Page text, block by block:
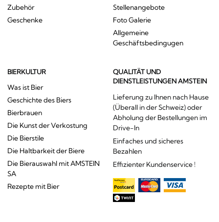
Zubehör
Geschenke
Stellenangebote
Foto Galerie
Allgemeine
Geschäftsbedingugen
BIERKULTUR
Was ist Bier
Geschichte des Biers
Bierbrauen
Die Kunst der Verkostung
Die Bierstile
Die Haltbarkeit der Biere
Die Bierauswahl mit AMSTEIN
SA
Rezepte mit Bier
QUALITÄT UND
DIENSTLEISTUNGEN AMSTEIN
Lieferung zu Ihnen nach Hause
(Überall in der Schweiz) oder
Abholung der Bestellungen im
Drive-In
Einfaches und sicheres
Bezahlen
Effizienter Kundenservice !